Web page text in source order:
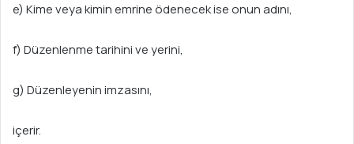
e) Kime veya kimin emrine ödenecek ise onun adını,
f) Düzenlenme tarihini ve yerini,
g) Düzenleyenin imzasını,
içerir.